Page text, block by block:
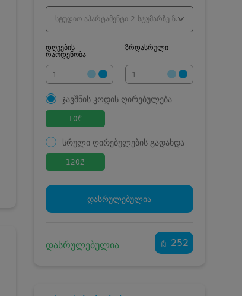
სტუდიო აპარტამენტი 2 სტუმარზე ზღვის ხედით - ივლისი/აგვისტო
დღეების
რაოდენობა
ზრდასრული
ჯავშნის კოდის ღირებულება
10₾
სრული ღირებულების გადახდა
120₾
ჯავშნის კოდი
10 ₾
დამატებითი საწოლი
კვება
0 ₾
110 ₾
დასრულებულია
დასრულებულია 252